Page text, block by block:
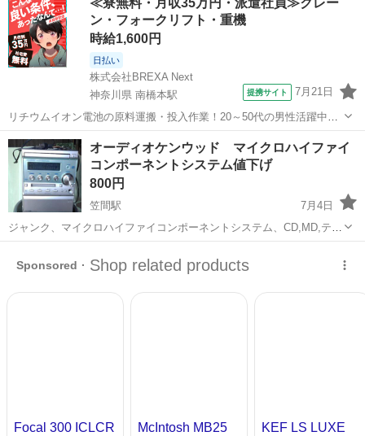
ン・フォークリフト・重機
時給1,600円
日払い
株式会社BREXA Next
神奈川県 南橋本駅
提携サイト 7月21日
リチウムイオン電池の原料運搬・投入作業！20～50代の男性活躍中★
ワンルーム寮完備！赴任旅費会社負担！年間休日130日★フォークリフ
ト免許お持ちの方、活躍中！就業先食堂利用可★《神奈川県相模原
市》 人気の工場のお仕事 ◇電...
神奈川 相模原市 南橋本駅 その他
オーディオケンウッド マイクロハイファイ
コンポーネントシステム値下げ
800円
笠間駅
7月4日
ジャンク、マイクロハイファイコンポーネントシステム、CD,MD,テー
プ用。通電します。音の再生はできますが録音は不具合なのか操作し
た人によると作動しないとの事です。(本体のみ)